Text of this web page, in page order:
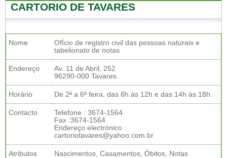
CARTORIO DE TAVARES
Nome
OfÍcio de registro civil das pessoas naturais e
tabelionato de notas
Endereço
Av. 11 de Abril, 252
96290-000 Tavares
Horário De 2ª a 6ª feira, das 8h às 12h e das 14h às 18h.
Contacto
Telefone : 3674-1564
Fax :3674-1564
Endereço electrónico :
cartoriotavares@yahoo.com.br
Atributos Nascimentos, Casamentos, Óbitos, Notas